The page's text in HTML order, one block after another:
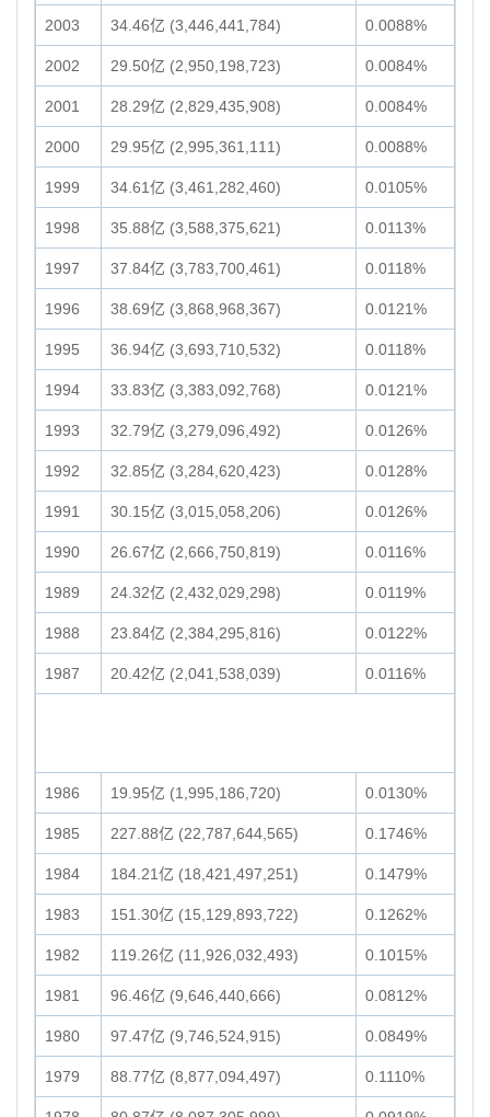
2003 34.46亿 (3,446,441,784) 0.0088%
2002 29.50亿 (2,950,198,723) 0.0084%
2001 28.29亿 (2,829,435,908) 0.0084%
2000 29.95亿 (2,995,361,111) 0.0088%
1999 34.61亿 (3,461,282,460) 0.0105%
1998 35.88亿 (3,588,375,621) 0.0113%
1997 37.84亿 (3,783,700,461) 0.0118%
1996 38.69亿 (3,868,968,367) 0.0121%
1995 36.94亿 (3,693,710,532) 0.0118%
1994 33.83亿 (3,383,092,768) 0.0121%
1993 32.79亿 (3,279,096,492) 0.0126%
1992 32.85亿 (3,284,620,423) 0.0128%
1991 30.15亿 (3,015,058,206) 0.0126%
1990 26.67亿 (2,666,750,819) 0.0116%
1989 24.32亿 (2,432,029,298) 0.0119%
1988 23.84亿 (2,384,295,816) 0.0122%
1987 20.42亿 (2,041,538,039) 0.0116%
1986 19.95亿 (1,995,186,720) 0.0130%
1985 227.88亿 (22,787,644,565) 0.1746%
1984 184.21亿 (18,421,497,251) 0.1479%
1983 151.30亿 (15,129,893,722) 0.1262%
1982 119.26亿 (11,926,032,493) 0.1015%
1981 96.46亿 (9,646,440,666) 0.0812%
1980 97.47亿 (9,746,524,915) 0.0849%
1979 88.77亿 (8,877,094,497) 0.1110%